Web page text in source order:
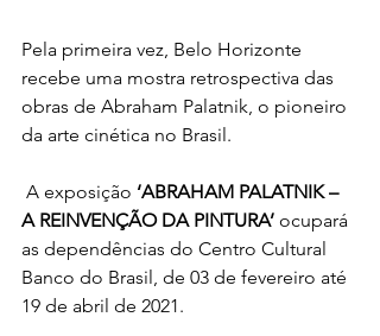
Pela primeira vez, Belo Horizonte
recebe uma mostra retrospectiva das
obras de Abraham Palatnik, o pioneiro
da arte cinética no Brasil.
A exposição ‘ABRAHAM PALATNIK –
A REINVENÇÃO DA PINTURA’ ocupará
as dependências do Centro Cultural
Banco do Brasil, de 03 de fevereiro até
19 de abril de 2021.